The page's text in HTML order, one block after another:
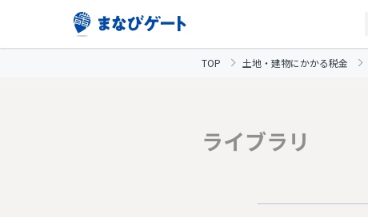
TOP 土地・建物にかかる税金
ライブラリ